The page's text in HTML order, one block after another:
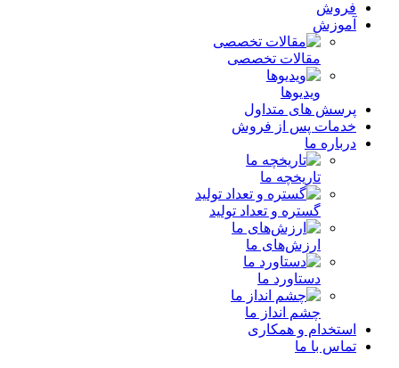
فروش
آموزش
مقالات تخصصی
ویدیوها
پرسش های متداول
خدمات پس از فروش
درباره ما
تاریخچه ما
گستره و تعداد تولید
ارزش‌های ما
دستاورد ما
چشم انداز ما
استخدام و همکاری
تماس با ما